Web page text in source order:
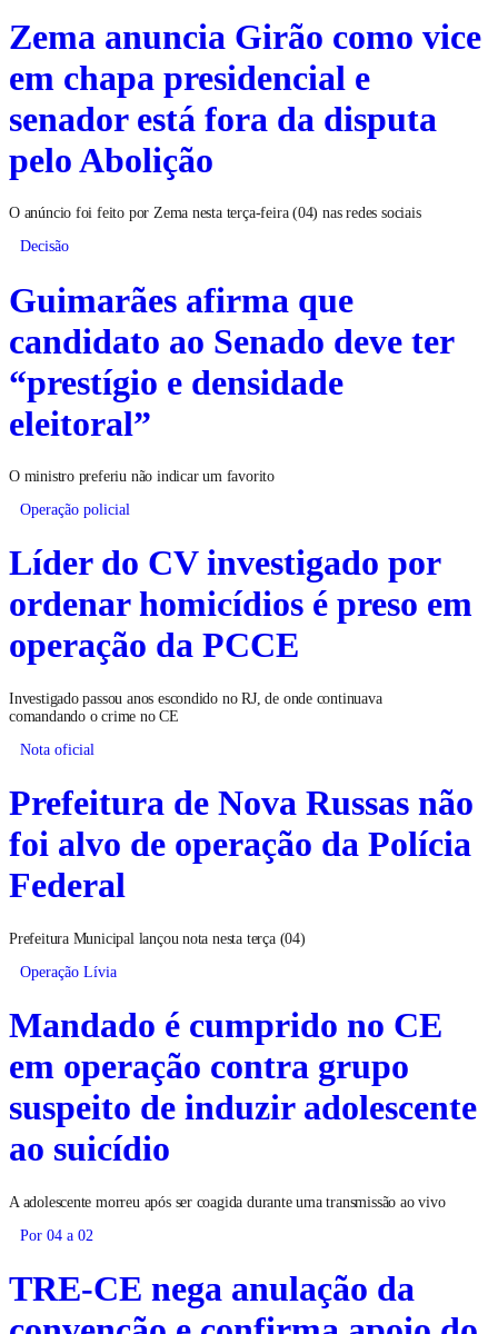
Zema anuncia Girão como vice
em chapa presidencial e
senador está fora da disputa
pelo Abolição
O anúncio foi feito por Zema nesta terça-feira (04) nas redes sociais
Decisão
Guimarães afirma que
candidato ao Senado deve ter
“prestígio e densidade
eleitoral”
O ministro preferiu não indicar um favorito
Operação policial
Líder do CV investigado por
ordenar homicídios é preso em
operação da PCCE
Investigado passou anos escondido no RJ, de onde continuava
comandando o crime no CE
Nota oficial
Prefeitura de Nova Russas não
foi alvo de operação da Polícia
Federal
Prefeitura Municipal lançou nota nesta terça (04)
Operação Lívia
Mandado é cumprido no CE
em operação contra grupo
suspeito de induzir adolescente
ao suicídio
A adolescente morreu após ser coagida durante uma transmissão ao vivo
Por 04 a 02
TRE-CE nega anulação da